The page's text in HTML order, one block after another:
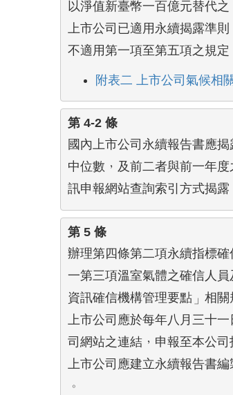
以淨值新臺幣一百億元替代之
上市公司已適用永續揭露準
不適用第一項至第五項之規定
附表二 上市公司氣候相
第 4-2 條
國內上市公司永續報告書應
中位數，及前二者與前一年
訊申報網站查詢索引方式揭露
第 5 條
辦理第四條第二項永續指標
一第三項溫室氣體之確信人
資訊確信機構管理要點」相關
上市公司應於每年八月三十
司網站之連結，申報至本公司
上市公司應建立永續報告書
。